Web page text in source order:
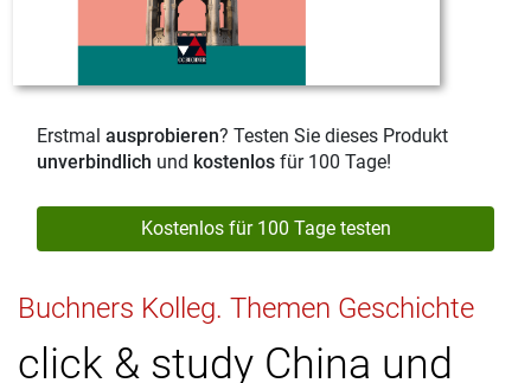
Erstmal ausprobieren? Testen Sie dieses Produkt
unverbindlich und kostenlos für 100 Tage!
Kostenlos für 100 Tage testen
Buchners Kolleg. Themen Geschichte
click & study China und